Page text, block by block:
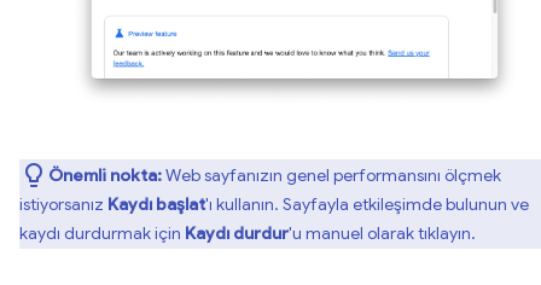
Önemli nokta:Web sayfanızın genel performansını ölçmek
istiyorsanız Kaydı başlat'ı kullanın. Sayfayla etkileşimde bulunun ve
kaydı durdurmak için Kaydı durdur'u manuel olarak tıklayın.